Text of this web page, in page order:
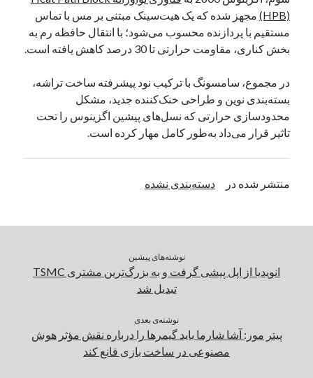
(HPB) مجهز شده که یک هیت‌سینک مبتنی بر مس با تماس
مستقیم با پردازنده محسوب می‌شود؛ با انتقال حافظه رم به
بخش کناری، مقاومت حرارتی تا 30 درصد کاهش یافته است.
در مجموع، سامسونگ با ترکیب نود پیشرفته ساخت تراشه،
بسته‌بندی نوین و طراحی خنک‌کننده جدید، مشکل
محدودسازی حرارتی که نسل‌های پیشین اگزینوس را تحت
تاثیر قرار می‌داد به‌طور کامل مهار کرده است.
منتشر شده در دسته‌بندی نشده
نوشته‌های پیشین
انویدیا از اپل پیشی گرفت و به بزرگ‌ترین مشتری TSMC
تبدیل شد
نوشته‌ی بعدی
پیتر مور: آشا شارما باید گیمرها را درباره نقش مؤثر هوش
مصنوعی در ساخت بازی قانع کند